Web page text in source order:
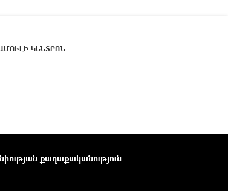
ԿԵՆՏՐՈՆ
քաղաքականություն